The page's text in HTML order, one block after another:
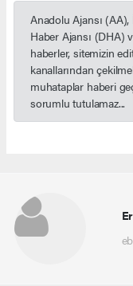
Anadolu Ajansı
Haber Ajansı (DHA)
haberler, sitemizin
kanallarından
muhataplar haberi
sorumlu tutulamaz...